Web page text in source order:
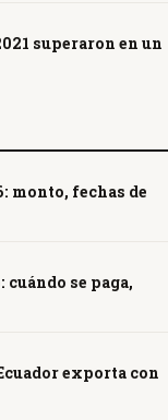
superaron en un
monto, fechas de
se paga,
exporta con